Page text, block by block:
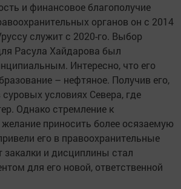
и финансовое благополучие
органов он с 2014
служит с 2020-го. Выбор
Расула Хайдарова был
Интересно, что его
– нефтяное. Получив его,
условиях Севера, где
Однако стремление к
приносить более осязаемую
его в правоохранительные
и дисциплины стал
для его новой, ответственной